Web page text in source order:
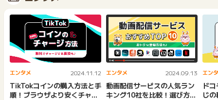
エンタメ 2024.11.12
TikTokコインの購入方法と手
順！ブラウザより安くチャー
エンタメ 2024.09.13
動画配信サービスの人気ラン
キング10社を比較！選び方＆
エン
ド
じ